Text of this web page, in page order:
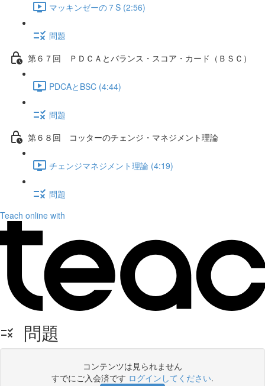
マッキンゼーの７S (2:56)
問題
第６７回 ＰＤＣＡとバランス・スコア・カード（ＢＳＣ）
PDCAとBSC (4:44)
問題
第６８回 コッターのチェンジ・マネジメント理論
チェンジマネジメント理論 (4:19)
問題
Teach online with
問題
コンテンツは見られません
すでにご入会済です ログインしてください.